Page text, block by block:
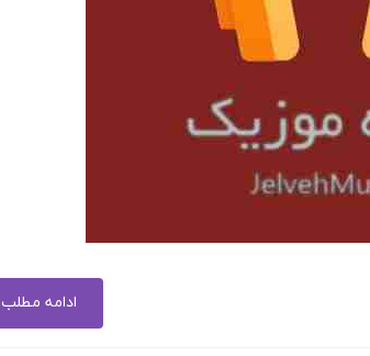
ادامه مطلب